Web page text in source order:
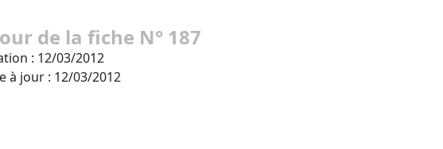
de la fiche N° 187
: 12/03/2012
à jour : 12/03/2012